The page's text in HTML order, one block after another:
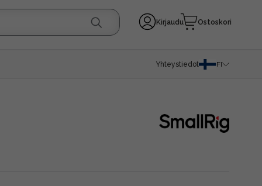
Kirjaudu Ostoskori
Yhteystiedot FI